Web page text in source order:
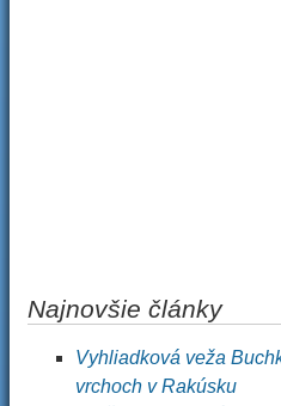
Najnovšie články
Vyhliadková veža
vrchoch v Rakúsku